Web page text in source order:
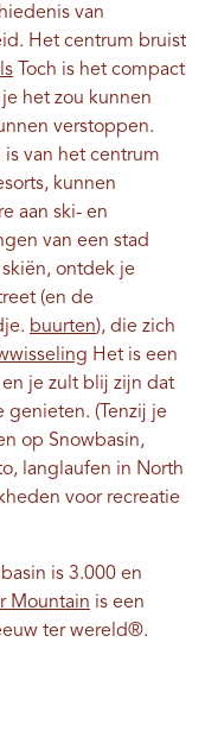
van
Het centrum bruist
Toch is het compact
het zou kunnen
verstoppen.
van het centrum
kunnen
aan ski- en
van een stad
skiën, ontdek je
(en de
buurten), die zich
Het is een
je zult blij zijn dat
genieten. (Tenzij je
op Snowbasin,
langlaufen in North
voor recreatie
is 3.000 en
Mountain is een
ter wereld®.